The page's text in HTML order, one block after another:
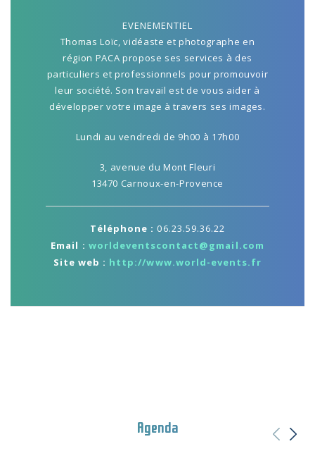
EVENEMENTIEL
Thomas Loïc, vidéaste et photographe en
région PACA propose ses services à des
particuliers et professionnels pour promouvoir
leur société. Son travail est de vous aider à
développer votre image à travers ses images.
Lundi au vendredi de 9h00 à 17h00
3, avenue du Mont Fleuri
13470 Carnoux-en-Provence
Téléphone : 06.23.59.36.22
Email : worldeventscontact@gmail.com
Site web : http://www.world-events.fr
Agenda